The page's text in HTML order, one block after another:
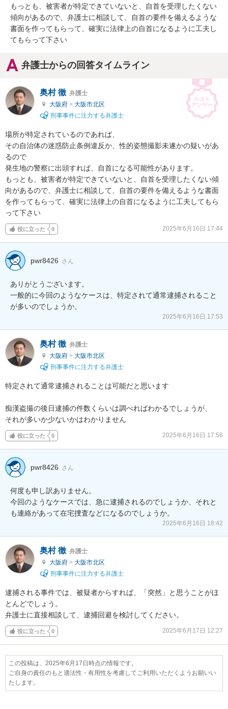
もっとも、被害者が特定できていないと、自首を受理したくない
傾向があるので、弁護士に相談して、自首の要件を備えるような
書面を作ってもらって、確実に法律上の自首になるように工夫し
てもらって下さい
弁護士からの回答タイムライン
奥村 徹 弁護士
大阪府 > 大阪市北区
刑事事件に注力する弁護士
場所が特定されているのであれば、
その自治体の迷惑防止条例違反か、性的姿態撮影未遂かの疑いがあ
るので
発生地の警察に出頭すれば、自首になる可能性があります。
もっとも、被害者が特定できていないと、自首を受理したくない傾
向があるので、弁護士に相談して、自首の要件を備えるような書面
を作ってもらって、確実に法律上の自首になるように工夫してもら
って下さい
役に立った 0 2025年6月16日 17:44
pwr8426 さん
ありがとうございます。
一般的に今回のようなケースは、特定されて通常逮捕されること
が多いのでしょうか。
2025年6月16日 17:53
奥村 徹 弁護士
大阪府 > 大阪市北区
刑事事件に注力する弁護士
特定されて通常逮捕されることは可能だと思います
痴漢盗撮の後日逮捕の件数くらいは調べればわかるでしょうが、
それが多いか少ないかはわかりません
役に立った 0 2025年6月16日 17:56
pwr8426 さん
何度も申し訳ありません。
今回のようなケースでは、急に逮捕されるのでしょうか、それと
も連絡があって在宅捜査などになるのでしょうか。
2025年6月16日 18:42
奥村 徹 弁護士
大阪府 > 大阪市北区
刑事事件に注力する弁護士
逮捕される事件では、被疑者からすれば、「突然」と思うことがほ
とんどでしょう。
弁護士に直接相談して、逮捕回避を検討してください。
役に立った 0 2025年6月17日 12:27
この投稿は、2025年6月17日時点の情報です。
ご自身の責任のもと適法性・有用性を考慮してご利用いただくようお願いい
たします。